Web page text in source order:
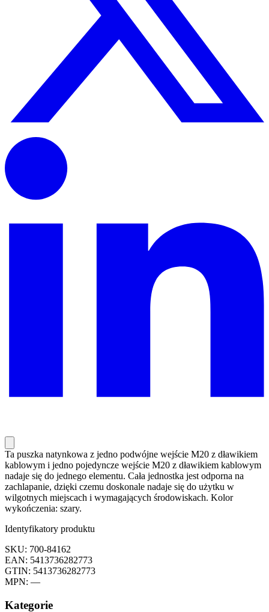
Ta puszka natynkowa z jedno podwójne wejście M20 z dławikiem
kablowym i jedno pojedyncze wejście M20 z dławikiem kablowym
nadaje się do jednego elementu. Cała jednostka jest odporna na
zachlapanie, dzięki czemu doskonale nadaje się do użytku w
wilgotnych miejscach i wymagających środowiskach. Kolor
wykończenia: szary.
Identyfikatory produktu
SKU: 700-84162
EAN: 5413736282773
GTIN: 5413736282773
MPN: —
Kategorie